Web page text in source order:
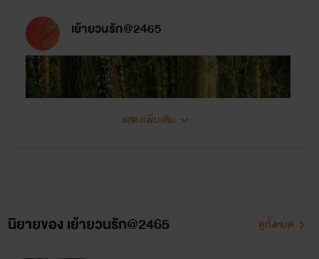
เย้ายวนรัก@2465
แสดงเพิ่มเติม
นิยายของ เย้ายวนรัก@2465 ดูทั้งหมด